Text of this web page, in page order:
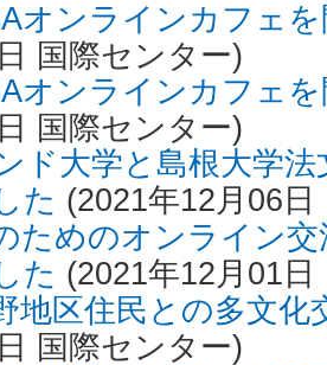
オンラインカフェ
国際センター)
オンラインカフェ
国際センター)
ド大学と島根大学
た (2021年12月06日
ためのオンライン
た (2021年12月01日
地区住民との多文化
国際センター)